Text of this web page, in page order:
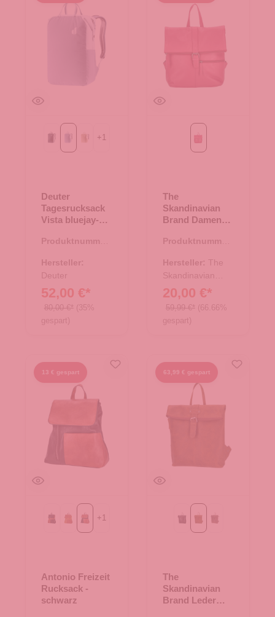
Blackbluejay-polar
desert-bone
+1
Deuter
Tagesrucksack
Vista bluejay-
Produktnummer:
Hersteller:
Deuter
52,00 €*
80,00 €* (35%
gespart)
fuchsia
The
Skandinavian
Brand Damen
- fuchsia
Produktnummer:
Hersteller: The
Skandinavian
Brand
20,00 €*
59,99 €* (66.66%
gespart)
13 € gespart
Camelgelb schwarz
+1
Antonio Freizeit
Rucksack -
schwarz
63,99 € gespart
BlackCognac
tan
The
Skandinavian
Brand Leder